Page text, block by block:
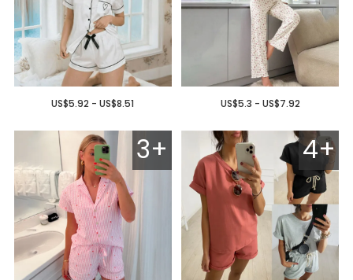
US$5.92 - US$8.51 US$5.3 - US$7.92
3+ 4+